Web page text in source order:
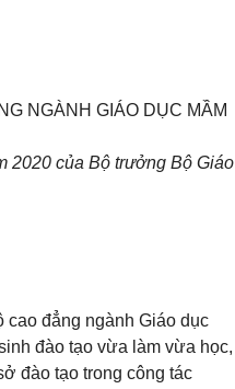
NGÀNH GIÁO DỤC MẦM
2020 của Bộ trưởng Bộ Giáo
cao đẳng ngành Giáo dục
đào tạo vừa làm vừa học,
đào tạo trong công tác